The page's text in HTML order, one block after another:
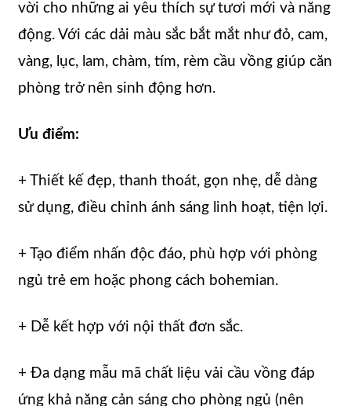
vời cho những ai yêu thích sự tươi mới và năng
động. Với các dải màu sắc bắt mắt như đỏ, cam,
vàng, lục, lam, chàm, tím, rèm cầu vồng giúp căn
phòng trở nên sinh động hơn.
Ưu điểm:
+ Thiết kế đẹp, thanh thoát, gọn nhẹ, dễ dàng
sử dụng, điều chỉnh ánh sáng linh hoạt, tiện lợi.
+ Tạo điểm nhấn độc đáo, phù hợp với phòng
ngủ trẻ em hoặc phong cách bohemian.
+ Dễ kết hợp với nội thất đơn sắc.
+ Đa dạng mẫu mã chất liệu vải cầu vồng đáp
ứng khả năng cản sáng cho phòng ngủ (nên